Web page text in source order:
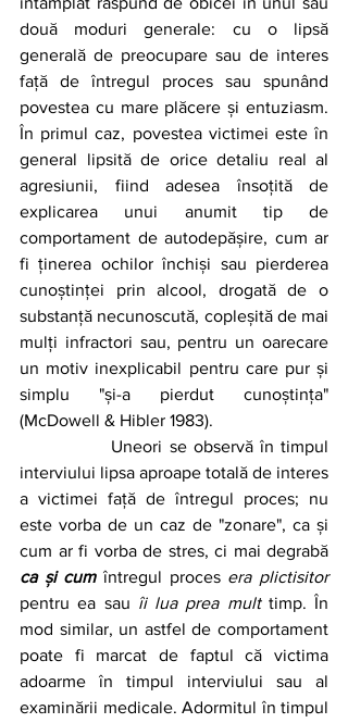
două moduri generale: cu o lipsă
generală de preocupare sau de interes
față de întregul proces sau spunând
povestea cu mare plăcere și entuziasm.
În primul caz, povestea victimei este în
general lipsită de orice detaliu real al
agresiunii, fiind adesea însoțită de
explicarea unui anumit tip de
comportament de autodepășire, cum ar
fi ținerea ochilor închiși sau pierderea
cunoștinței prin alcool, drogată de o
substanță necunoscută, copleșită de mai
mulți infractori sau, pentru un oarecare
un motiv inexplicabil pentru care pur și
simplu "și-a pierdut cunoștința"
(McDowell & Hibler 1983).
interviului lipsa aproape totală de interes
a victimei față de întregul proces; nu
este vorba de un caz de "zonare", ca și
ca și cum întregul proces era plictisitor
pentru ea sau îi lua prea mult timp. În
mod similar, un astfel de comportament
poate fi marcat de faptul că victima
adoarme în timpul interviului sau al
examinării medicale. Adormitul în timpul